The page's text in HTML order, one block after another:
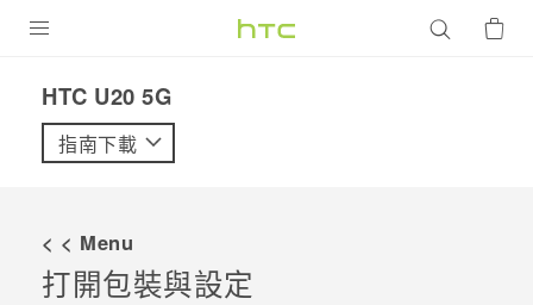
VIVE
配件
‎HTC U20 5G‎
指南下載
< < Menu
打開包裝與設定